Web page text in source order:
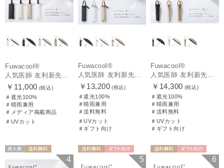
Fuwacool®
￥11,000 (税込)
＃遮光100%
＃晴雨兼用
＃メディア掲載商品
＃UVカット
Fuwacool®
￥13,200 (税込)
＃遮光100%
＃晴雨兼用
＃送料無料
＃UVカット
＃ギフト向け
Fuwacool®
￥14,300 (税込)
＃遮光100%
＃晴雨兼用
＃送料無料
＃UVカット
＃ギフト向け
4
ギフト向け
WOMEN
5
ギフト向け
WOMEN
6